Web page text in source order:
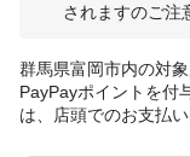
されますのご注
群馬県富岡市内の対
PayPayポイントを付
は、店頭でのお支払